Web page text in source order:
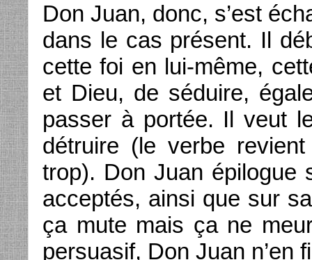
Don Juan, donc, s’est
dans le cas présent. Il
cette foi en lui-même,
et Dieu, de séduire,
passer à portée. Il veut
détruire (le verbe
trop). Don Juan épilogue
acceptés, ainsi que sur
ça mute mais ça ne
persuasif, Don Juan n’en